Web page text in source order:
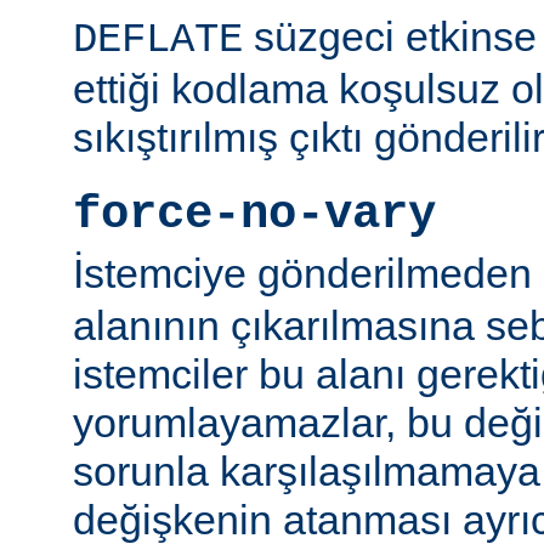
DEFLATE süzgeci etkinse
ettiği kodlama koşulsuz
sıkıştırılmış çıktı
force-no-vary
İstemciye
alanının çıkarılmasına
istemciler bu alanı
yorumlayamazlar, bu
sorunla karşılaşılmamaya
değişkenin atanması